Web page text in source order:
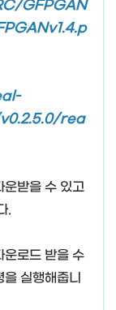
GFPGAN
rea
운받을 수 있고
.
로드 받을 수
실행해줍니